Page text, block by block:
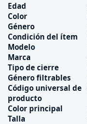
Edad
Color
Género
Condición del ítem
Modelo
Marca
Tipo de cierre
Género filtrables
Código universal de
producto
Color principal
Talla